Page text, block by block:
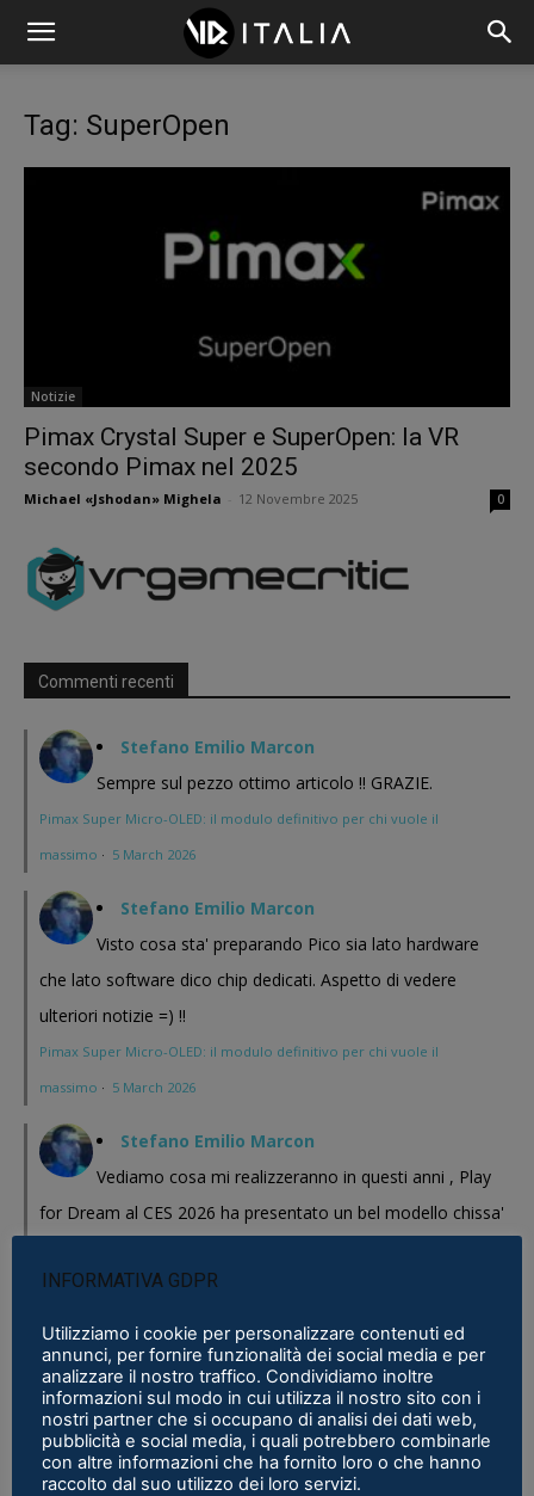
Tag: SuperOpen
Notizie
Pimax Crystal Super e SuperOpen: la VR
secondo Pimax nel 2025
Michael «Jshodan» Mighela 12 Novembre 2025 0
Commenti recenti
Stefano Emilio Marcon
Sempre sul pezzo ottimo articolo !! GRAZIE.
Pimax Super Micro-OLED: il modulo definitivo per chi vuole il
massimo · 5 March 2026
Stefano Emilio Marcon
Visto cosa sta' preparando Pico sia lato hardware
che lato software dico chip dedicati. Aspetto di vedere
ulteriori notizie =) !!
Pimax Super Micro-OLED: il modulo definitivo per chi vuole il
massimo · 5 March 2026
Stefano Emilio Marcon
Vediamo cosa mi realizzeranno in questi anni , Play
for Dream al CES 2026 ha presentato un bel modello chissa'
sostanza i prodotti cinesi...
Quest - VR ITALIA ·25 February 2026
Fabio
Se fosse disponibile lo prenderei al volo
Samsung Galaxy XR è realtà, ma ne avevamo bisogno?
INFORMATIVA GDPR
Utilizziamo i cookie per personalizzare contenuti ed
annunci, per fornire funzionalità dei social media e per
analizzare il nostro traffico. Condividiamo inoltre
informazioni sul modo in cui utilizza il nostro sito con i
nostri partner che si occupano di analisi dei dati web,
pubblicità e social media, i quali potrebbero combinarle
con altre informazioni che ha fornito loro o che hanno
raccolto dal suo utilizzo dei loro servizi.